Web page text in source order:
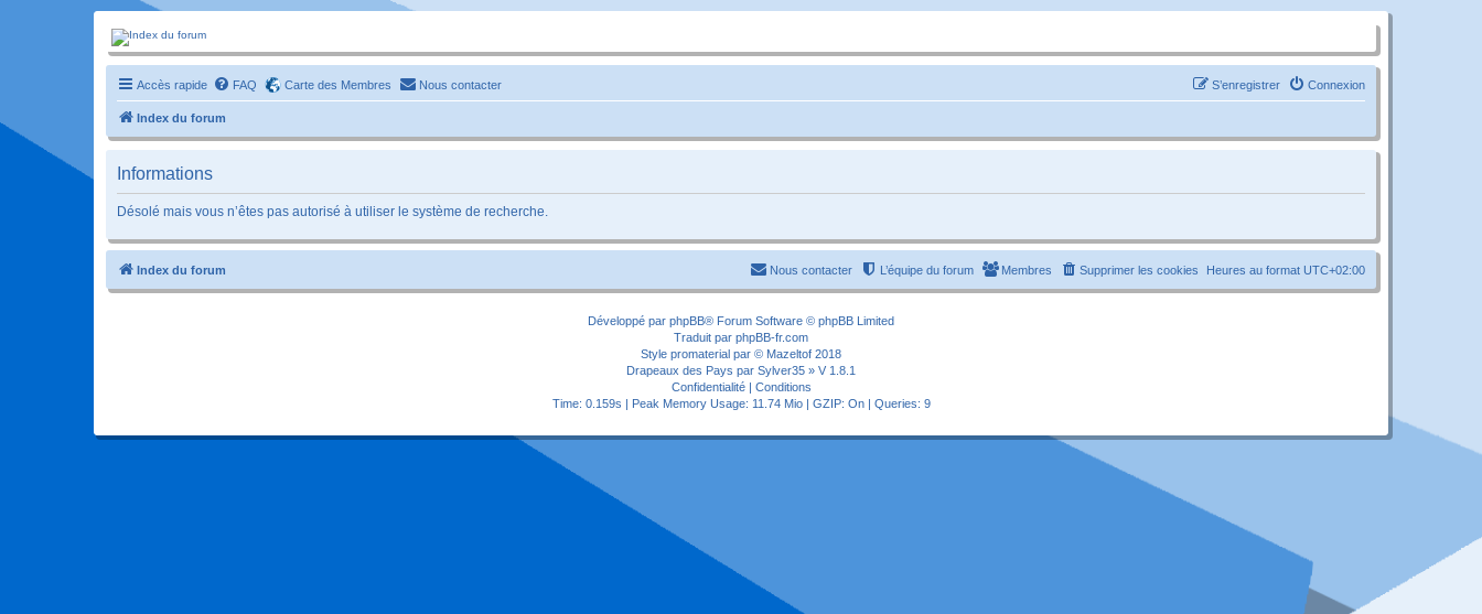
Forum-passionnement
Le forum des passionnés de trains miniature, de petites autos etc etc
Accès rapide FAQ Carte des Membres Nous contacter Connexion
S’enregistrer
Index du forum
Informations
Désolé mais vous n’êtes pas autorisé à utiliser le système de recherche.
Index du forum Heures au format UTC+02:00
Supprimer les cookies
Membres
L’équipe du forum
Nous contacter
Développé par phpBB® Forum Software © phpBB Limited
Traduit par phpBB-fr.com
Style promaterial par © Mazeltof 2018
Drapeaux des Pays par Sylver35 » V 1.8.1
Confidentialité| Conditions
Time: 0.159s | Peak Memory Usage: 11.74 Mio | GZIP: On | Queries: 9